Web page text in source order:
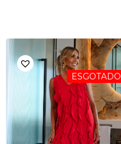
ESGOTADO